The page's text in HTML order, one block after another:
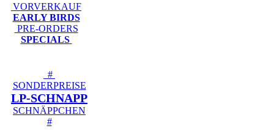
VORVERKAUF
EARLY BIRDS
PRE-ORDERS
SPECIALS
#
SONDERPREISE
LP-SCHNAPP
SCHNÄPPCHEN
#